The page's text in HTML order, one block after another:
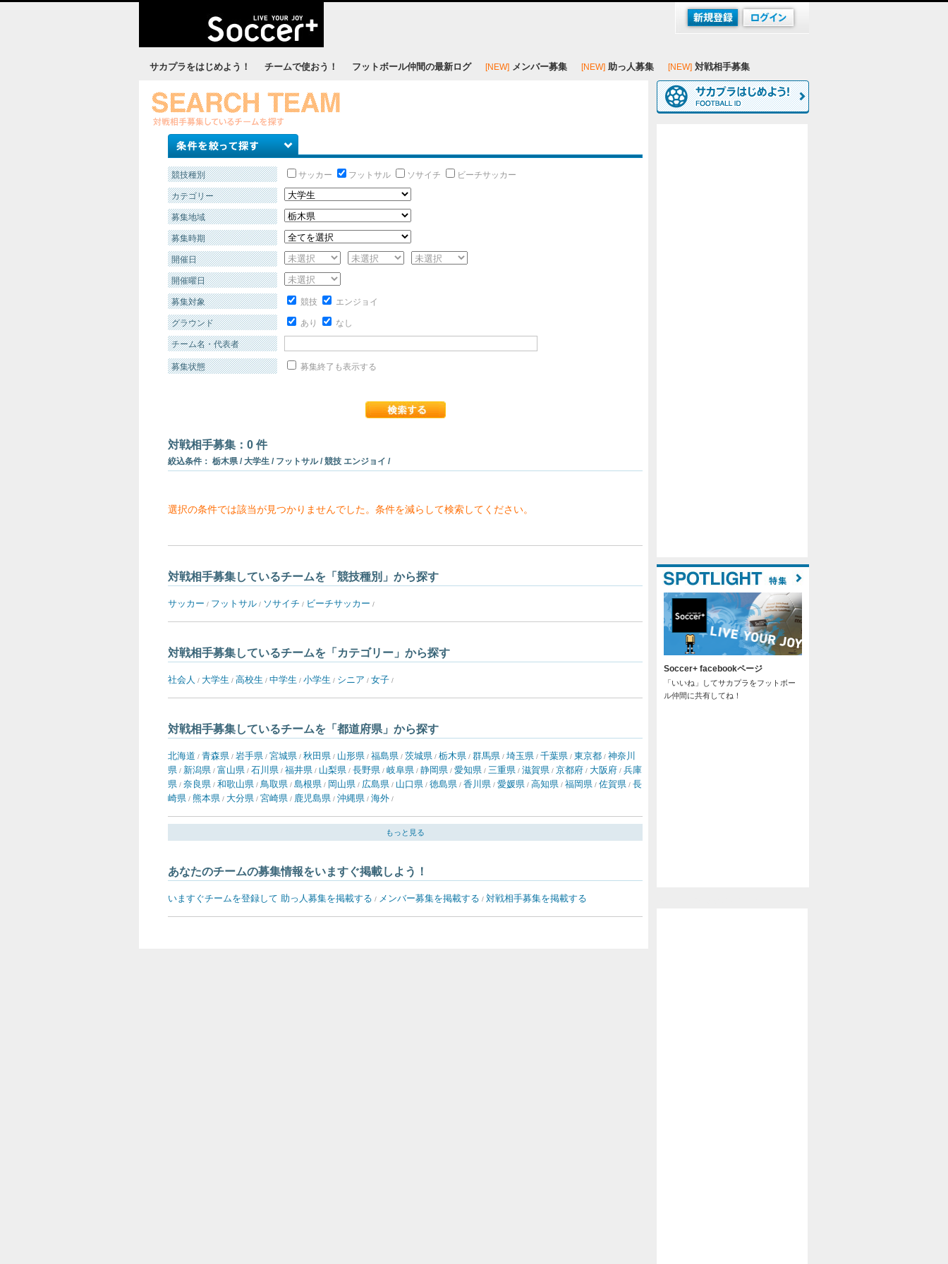
サカプラをはじめよう！ チームで使おう！ フットボール仲間の最新ログ [NEW] メンバー募集 [NEW] 助っ人募集 [NEW] 対戦相手募集
競技種別 サッカー フットサル ソサイチ ビーチサッカー
カテゴリー
募集地域
募集時期
開催日
開催曜日
募集対象 競技 エンジョイ
グラウンド あり なし
チーム名・代表者
募集状態 募集終了も表示する
対戦相手募集：0 件
絞込条件： 栃木県 / 大学生 / フットサル / 競技 エンジョイ /
選択の条件では該当が見つかりませんでした。条件を減らして検索してください。
対戦相手募集しているチームを「競技種別」から探す
サッカー / フットサル / ソサイチ / ビーチサッカー /
対戦相手募集しているチームを「カテゴリー」から探す
社会人 / 大学生 / 高校生 / 中学生 / 小学生 / シニア / 女子 /
対戦相手募集しているチームを「都道府県」から探す
北海道 / 青森県 / 岩手県 / 宮城県 / 秋田県 / 山形県 / 福島県 / 茨城県 / 栃木県 / 群馬県 / 埼玉県 / 千葉県 / 東京都 / 神奈川
県 / 新潟県 / 富山県 / 石川県 / 福井県 / 山梨県 / 長野県 / 岐阜県 / 静岡県 / 愛知県 / 三重県 / 滋賀県 / 京都府 / 大阪府 / 兵庫
県 / 奈良県 / 和歌山県 / 鳥取県 / 島根県 / 岡山県 / 広島県 / 山口県 / 徳島県 / 香川県 / 愛媛県 / 高知県 / 福岡県 / 佐賀県 / 長
崎県 / 熊本県 / 大分県 / 宮崎県 / 鹿児島県 / 沖縄県 / 海外 /
もっと見る
あなたのチームの募集情報をいますぐ掲載しよう！
いますぐチームを登録して 助っ人募集を掲載する / メンバー募集を掲載する / 対戦相手募集を掲載する
Soccer+ facebookページ
「いいね」してサカプラをフットボー
ル仲間に共有してね！